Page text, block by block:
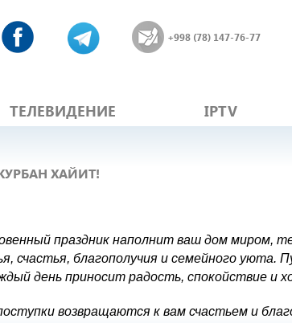
+998 (78) 147-76-77
ТЕЛЕВИДЕНИЕ IPTV
ХАЙИТ!
праздник наполнит ваш дом миром,
счастья, благополучия и семейного уюта.
день приносит радость, спокойствие и
возвращаются к вам счастьем и